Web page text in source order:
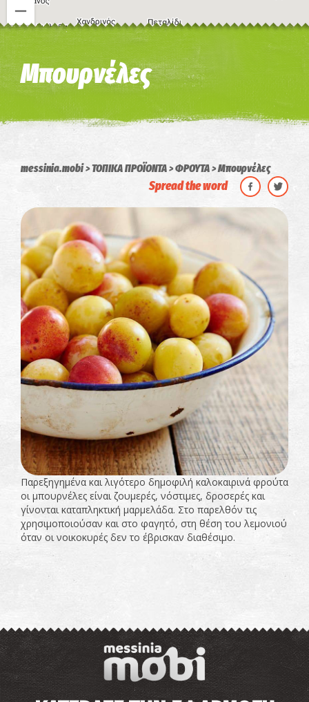
Η εικόνα ενδέχεται να υπόκειται σε πνευματικά δικαιώματα Όροι
Μπουρνέλες
messinia.mobi ΤΟΠΙΚΑ ΠΡΟΪΟΝΤΑ ΦΡΟΥΤΑ Μπουρνέλες
Spread the word
Παρεξηγημένα και λιγότερο δημοφιλή καλοκαιρινά φρούτα
οι μπουρνέλες είναι ζουμερές, νόστιμες, δροσερές και
γίνονται καταπληκτική μαρμελάδα. Στο παρελθόν τις
χρησιμοποιούσαν και στο φαγητό, στη θέση του λεμονιού
όταν οι νοικοκυρές δεν το έβρισκαν διαθέσιμο.